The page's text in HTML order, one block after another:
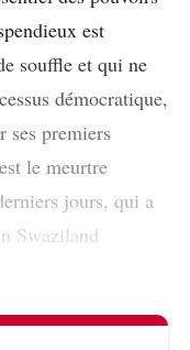
est
souffle et qui ne
démocratique,
ses premiers
le meurtre
jours, qui a
Swaziland